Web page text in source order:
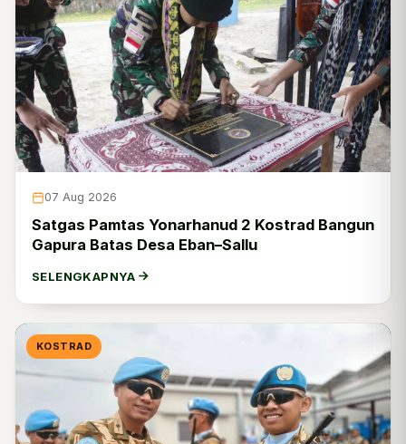
Kodam XIV/Hasanuddin 13
Kodam XVI/Pattimura 0
Kodam XVII/Cenderawasih 0
Kodam XVIII/Kasuari 0
Kodam Jaya 0
Kodam Iskandar Muda
Ditajenad
Dittopad
Disbintalad
4
Dislitbangad 0
07 Aug 2026
Satgas Pamtas Yonarhanud 2 Kostrad Bangun
Gapura Batas Desa Eban–Sallu
SELENGKAPNYA
KOSTRAD